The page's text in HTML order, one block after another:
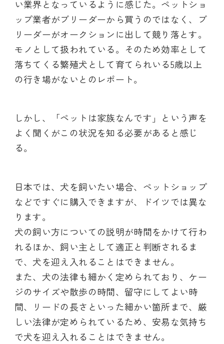
い業界となっているように感じた。ペットショ
ップ業者がブリーダーから買うのではなく、ブ
リーダーがオークションに出して競り落とす。
モノとして扱われている。そのため効率として
落ちてくる繁殖犬として育てられいる5歳以上
の行き場がないとのレポート。
しかし、「ペットは家族なんです」という声を
よく聞くがこの状況を知る必要があると感じ
る。
日本では、犬を飼いたい場合、ペットショップ
などですぐに購入できますが、ドイツでは異な
ります。
犬の飼い方についての説明が時間をかけて行わ
れるほか、飼い主として適正と判断されるま
で、犬を迎え入れることはできません。
また、犬の法律も細かく定められており、ケー
ジのサイズや散歩の時間、留守にしてよい時
間、リードの長さといった細かい箇所まで、厳
しい法律が定められているため、安易な気持ち
で犬を迎え入れることはできません。